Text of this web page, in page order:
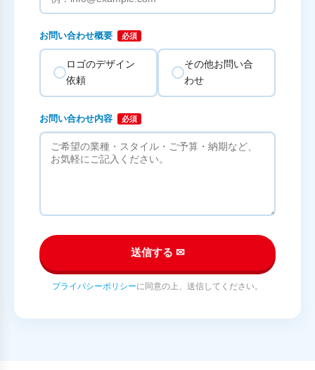
お問い合わせ概要 必須
ロゴのデザイン
依頼
その他お問い合
わせ
お問い合わせ内容 必須
送信する ✉
プライバシーポリシーに同意の上、送信してください。